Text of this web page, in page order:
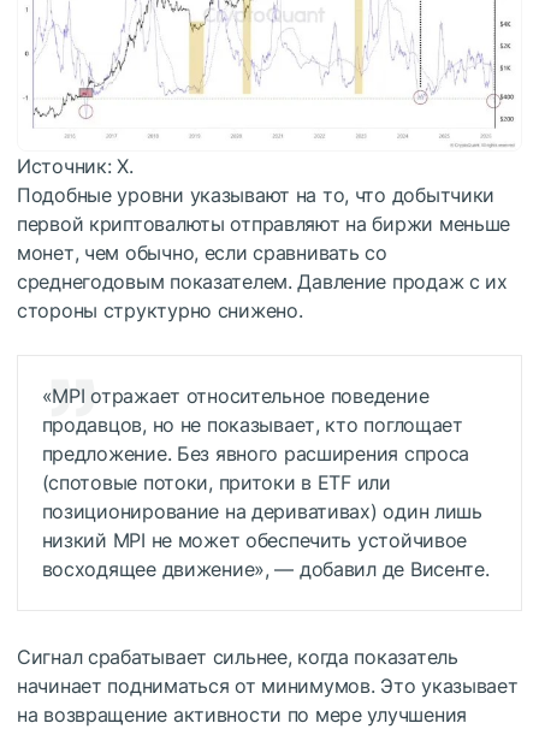
Источник: X.
Подобные уровни указывают на то, что добытчики
первой криптовалюты отправляют на биржи меньше
монет, чем обычно, если сравнивать со
среднегодовым показателем. Давление продаж с их
стороны структурно снижено.
«MPI отражает относительное поведение
продавцов, но не показывает, кто поглощает
предложение. Без явного расширения спроса
(спотовые потоки, притоки в ETF или
позиционирование на деривативах) один лишь
низкий MPI не может обеспечить устойчивое
восходящее движение», — добавил де Висенте.
Сигнал срабатывает сильнее, когда показатель
начинает подниматься от минимумов. Это указывает
на возвращение активности по мере улучшения